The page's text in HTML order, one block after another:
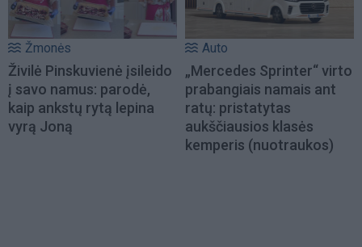
Žmonės
Živilė Pinskuvienė įsileido
į savo namus: parodė,
kaip ankstų rytą lepina
vyrą Joną
Auto
„Mercedes Sprinter“ virto
prabangiais namais ant
ratų: pristatytas
aukščiausios klasės
kemperis (nuotraukos)